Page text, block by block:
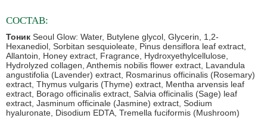
СОСТАВ:
Тоник Seoul Glow: Water, Butylene glycol, Glycerin, 1,2-
Hexanediol, Sorbitan sesquioleate, Pinus densiflora leaf extract,
Allantoin, Honey extract, Fragrance, Hydroxyethylcellulose,
Hydrolyzed collagen, Anthemis nobilis flower extract, Lavandula
angustifolia (Lavender) extract, Rosmarinus officinalis (Rosemary)
extract, Thymus vulgaris (Thyme) extract, Mentha arvensis leaf
extract, Borago officinalis extract, Salvia officinalis (Sage) leaf
extract, Jasminum officinale (Jasmine) extract, Sodium
hyaluronate, Disodium EDTA, Tremella fuciformis (Mushroom)